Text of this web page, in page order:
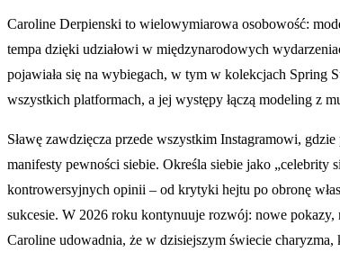
Caroline Derpienski to wielowymiarowa osobowość:
tempa dzięki udziałowi w międzynarodowych
pojawiała się na wybiegach, w tym w kolekcjach Spring
wszystkich platformach, a jej występy łączą modeling z
Sławę zawdzięcza przede wszystkim Instagramowi,
manifesty pewności siebie. Określa siebie jako
kontrowersyjnych opinii – od krytyki hejtu po obronę
sukcesie. W 2026 roku kontynuuje rozwój: nowe
Caroline udowadnia, że w dzisiejszym świecie